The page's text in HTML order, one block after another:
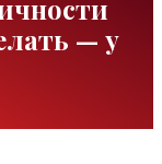
— у